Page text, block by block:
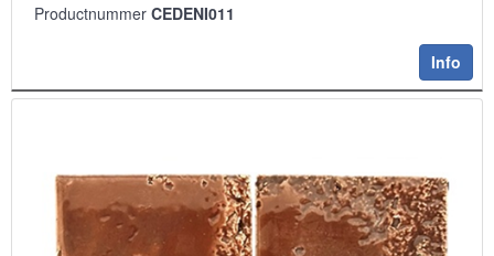
Productnummer CEDENI011
Info